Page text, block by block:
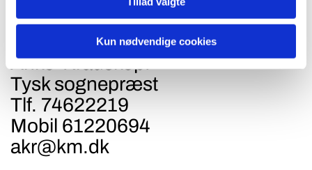
Kun nødvendige cookies
Kontakt:
Aabenraa Sogn
Anke Krauskopf
Tysk sognepræst
Tlf. 74622219
Mobil 61220694
akr@km.dk